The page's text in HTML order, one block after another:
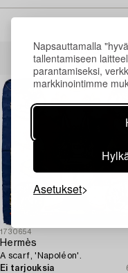
Napsauttamalla
tallentamiseen
parantamiseksi,
markkinointimme
Asetukset
Muiden
1730654
Hermès
A scarf, 'Napoléon'.
Ei tarjouksia